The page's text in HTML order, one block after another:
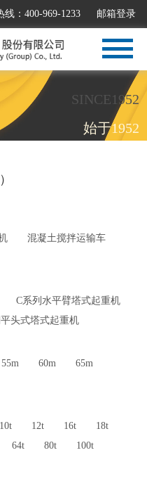
线：400-969-1233 邮箱登录
SINCE1952
始于1952
混凝土搅拌运输车
C系列水平臂塔式起重机
头式塔式起重机
55m 60m
65m
10t 12t 16t
18t
64t 80t 100t